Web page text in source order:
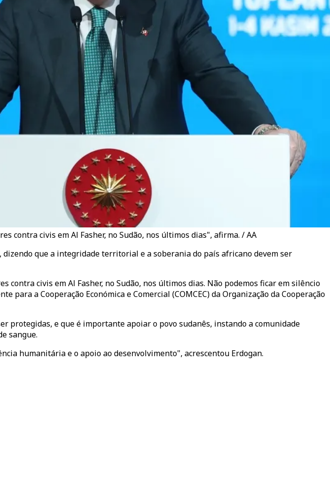
contra civis em Al Fasher, no Sudão, nos últimos dias", afirma. / AA
dizendo que a integridade territorial e a soberania do país africano devem ser
civis em Al Fasher, no Sudão, nos últimos dias. Não podemos ficar em silêncio
para a Cooperação Económica e Comercial (COMCEC) da Organização da Cooperação
protegidas, e que é importante apoiar o povo sudanês, instando a comunidade
sangue.
humanitária e o apoio ao desenvolvimento", acrescentou Erdogan.